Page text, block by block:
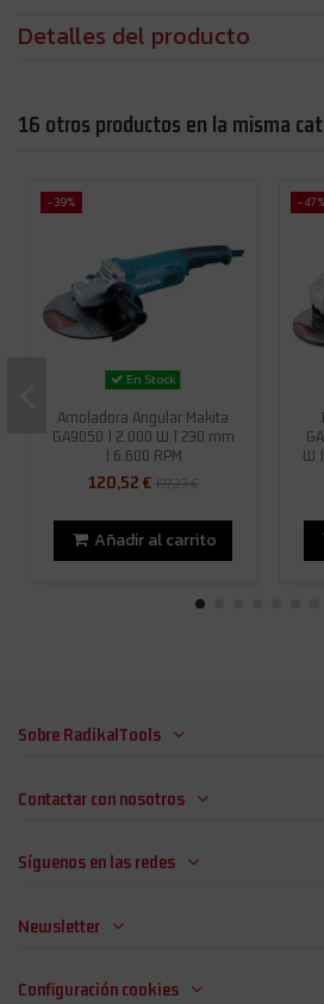
Detalles del producto
16 otros productos en la misma
-39%
En Stock
Amoladora Angular Makita
GA9050 | 2.000 W | 230 mm
| 6.600 RPM
120,52 €197,23 €
Añadir al carrito
-47%
W
Sobre RadikalTools
Contactar con nosotros
Síguenos en las redes
Newsletter
Configuración cookies